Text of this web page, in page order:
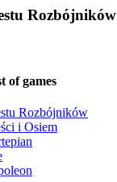
Rozbójników
of games
Rozbójników
i Osiem